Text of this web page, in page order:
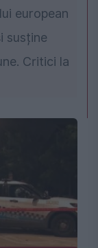
european
susține
Critici la